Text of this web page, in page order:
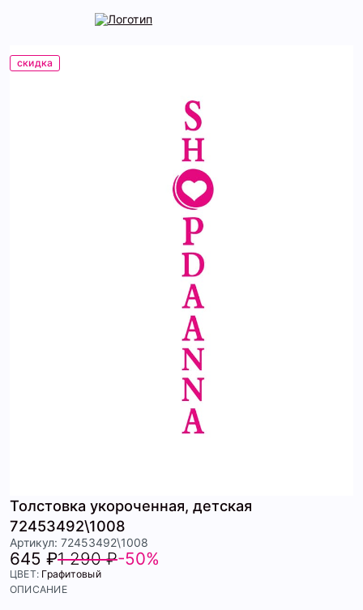
скидка
Толстовка укороченная, детская
72453492\1008
Артикул: 72453492\1008
645 ₽1 290 ₽-50%
ЦВЕТ: Графитовый
ОПИСАНИЕ